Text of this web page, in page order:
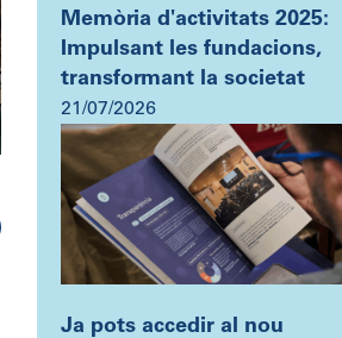
Memòria d'activitats 2025:
Impulsant les fundacions,
transformant la societat
21/07/2026
Ja pots accedir al nou